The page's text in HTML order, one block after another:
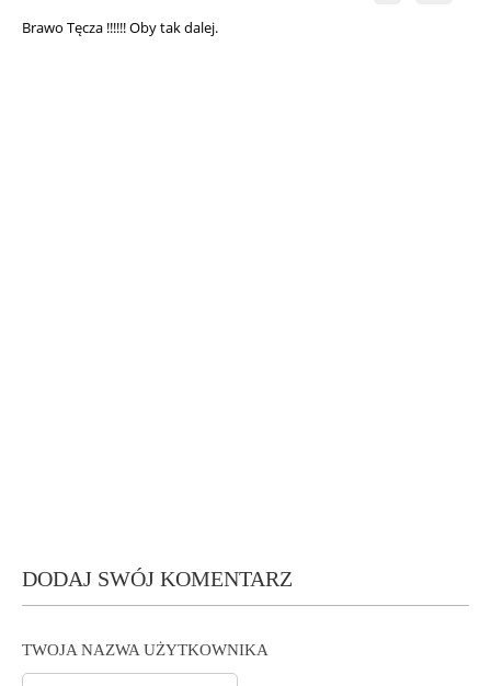
Brawo Tęcza !!!!!! Oby tak dalej.
DODAJ SWÓJ KOMENTARZ
TWOJA NAZWA UŻYTKOWNIKA